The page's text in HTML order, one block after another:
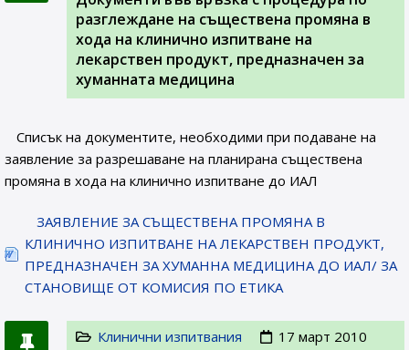
разглеждане на съществена промяна в
хода на клинично изпитване на
лекарствен продукт, предназначен за
хуманната медицина
Списък на документите, необходими при подаване на
заявление за разрешаване на планирана съществена
промяна в хода на клинично изпитване до ИАЛ
ЗАЯВЛЕНИЕ ЗА СЪЩЕСТВЕНА ПРОМЯНА В
КЛИНИЧНО ИЗПИТВАНЕ НА ЛЕКАРСТВЕН ПРОДУКТ,
ПРЕДНАЗНАЧЕН ЗА ХУМАННА МЕДИЦИНА ДО ИАЛ/ ЗА
СТАНОВИЩЕ ОТ КОМИСИЯ ПО ЕТИКА
Клинични изпитвания 17 март 2010